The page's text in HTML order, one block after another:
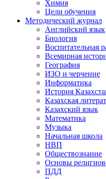
Химия
Цели обучения
Методический журнал
Английский язык
Биология
Воспитательная
Всемирная
География
ИЗО и черчение
Информатика
История
Казахская
Казахский язык
Математика
Музыка
Начальная школа
НВП
Обществознание
Основы
ПДД